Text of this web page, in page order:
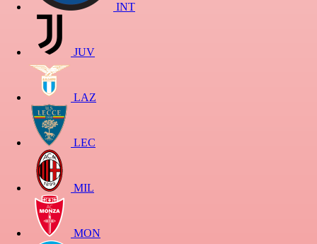
INT
JUV
LAZ
LEC
MIL
MON